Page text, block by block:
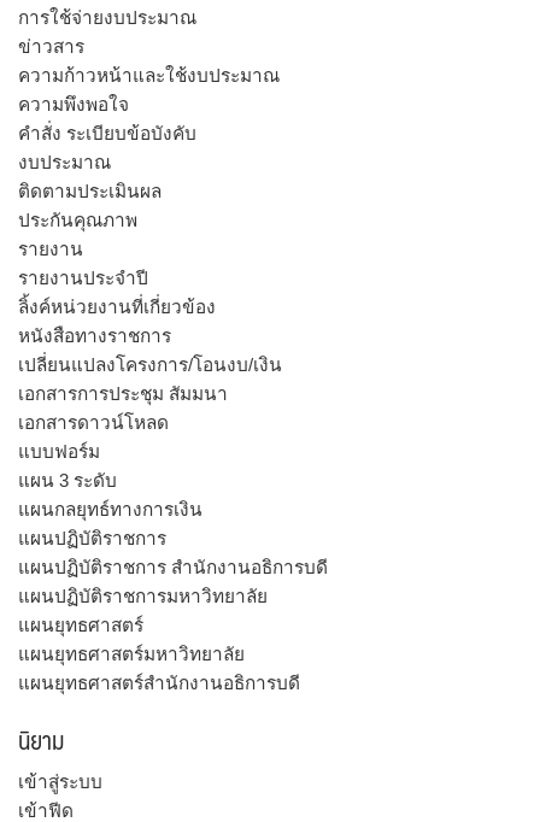
การใช้จ่ายงบประมาณ
ข่าวสาร
ความก้าวหน้าและใช้งบประมาณ
ความพึงพอใจ
คำสั่ง ระเบียบข้อบังคับ
งบประมาณ
ติดตามประเมินผล
ประกันคุณภาพ
รายงาน
รายงานประจำปี
ลิ้งค์หน่วยงานที่เกี่ยวข้อง
หนังสือทางราชการ
เปลี่ยนแปลงโครงการ/โอนงบ/เงิน
เอกสารการประชุม สัมมนา
เอกสารดาวน์โหลด
แบบฟอร์ม
แผน 3 ระดับ
แผนกลยุทธ์ทางการเงิน
แผนปฏิบัติราชการ
แผนปฏิบัติราชการ สำนักงานอธิการบดี
แผนปฏิบัติราชการมหาวิทยาลัย
แผนยุทธศาสตร์
แผนยุทธศาสตร์มหาวิทยาลัย
แผนยุทธศาสตร์สำนักงานอธิการบดี
นิยาม
เข้าสู่ระบบ
เข้าฟีด